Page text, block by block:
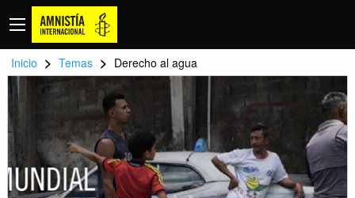
Inicio > Temas > Derecho al agua